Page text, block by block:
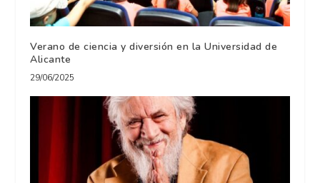
Verano de ciencia y diversión en la Universidad de
Alicante
29/06/2025